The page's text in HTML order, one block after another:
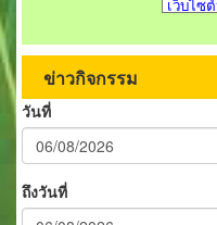
ข่าวกิจกรรม
วันที่
ถึงวันที่